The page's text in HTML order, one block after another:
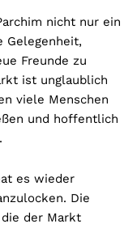
nicht nur ein
Gelegenheit,
Freunde zu
ist unglaublich
viele Menschen
und hoffentlich
es wieder
Die
der Markt